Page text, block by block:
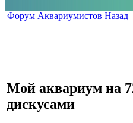
Форум Аквариумистов Назад
Мой аквариум на
дискусами